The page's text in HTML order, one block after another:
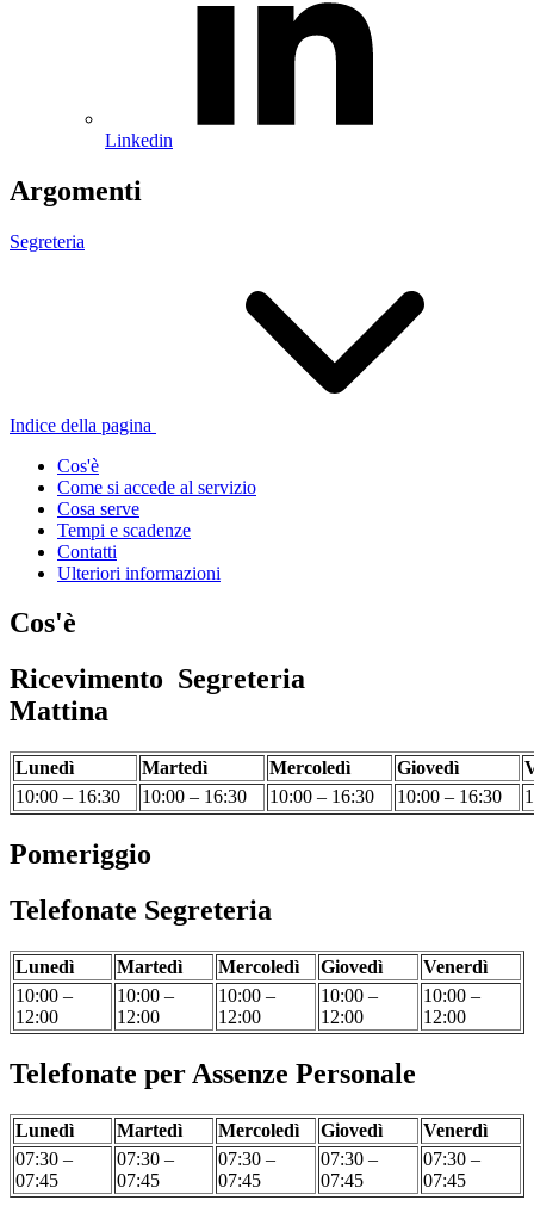
Linkedin
Argomenti
Segreteria
Indice della pagina
Cos'è
Come si accede al servizio
Cosa serve
Tempi e scadenze
Contatti
Ulteriori informazioni
Cos'è
Ricevimento Segreteria
Mattina
Lunedì Martedì Mercoledì Giovedì
10:00 – 16:30
10:00 – 16:30 10:00 – 16:30 10:00 – 16:30
Pomeriggio
Telefonate Segreteria
Lunedì Martedì Mercoledì Giovedì
Venerdì
10:00 –
12:00
10:00 –
12:00
10:00 –
12:00
10:00 –
12:00
10:00 –
12:00
Telefonate per Assenze Personale
Lunedì Martedì Mercoledì Giovedì
Venerdì
07:30 –
07:45
07:30 –
07:45
07:30 –
07:45
07:30 –
07:45
07:30 –
07:45